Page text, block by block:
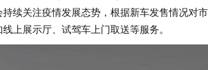
续关注疫情发展态势，根据新车发售情况对
上展示厅、试驾车上门取送等服务。